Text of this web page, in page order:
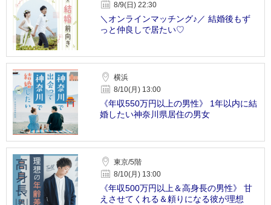
8/9(日) 22:30
＼オンラインマッチング♪／ 結婚後もず
っと仲良しで居たい♡
横浜
8/10(月) 13:00
《年収550万円以上の男性》 1年以内に結
婚したい神奈川県居住の男女
東京/5階
8/10(月) 13:00
《年収500万円以上＆高身長の男性》 甘
えさせてくれる＆頼りになる彼が理想